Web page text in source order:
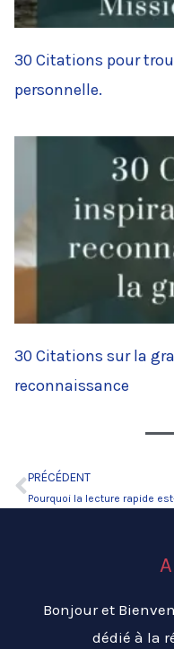
30 Citations pour
personnelle.
30 Citations sur la
reconnaissance
Précédent
PRÉCÉDENT
Bonjour et
dédié à la